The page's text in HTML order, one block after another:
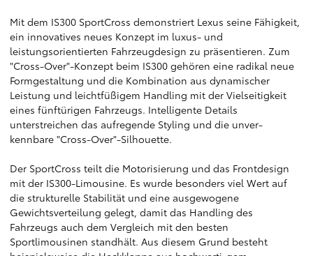
Mit dem IS300 SportCross demonstriert Lexus seine Fähigkeit,
ein innovatives neues Konzept im luxus- und
leistungsorientierten Fahrzeugdesign zu präsentieren. Zum
"Cross-Over"-Konzept beim IS300 gehören eine radikal neue
Formgestaltung und die Kombination aus dynamischer
Leistung und leichtfüßigem Handling mit der Vielseitigkeit
eines fünftürigen Fahrzeugs. Intelligente Details
unterstreichen das aufregende Styling und die unver-
kennbare "Cross-Over"-Silhouette.
Der SportCross teilt die Motorisierung und das Frontdesign
mit der IS300-Limousine. Es wurde besonders viel Wert auf
die strukturelle Stabilität und eine ausgewogene
Gewichtsverteilung gelegt, damit das Handling des
Fahrzeugs auch dem Vergleich mit den besten
Sportlimousinen standhält. Aus diesem Grund besteht